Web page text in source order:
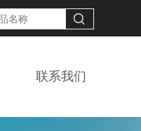
联系我们